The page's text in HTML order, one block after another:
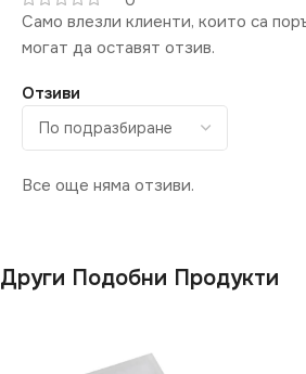
Отзиви
Все още няма отзиви.
Само влезли клиенти, които са
могат да оставят отзив.
Други Подобни Продукти